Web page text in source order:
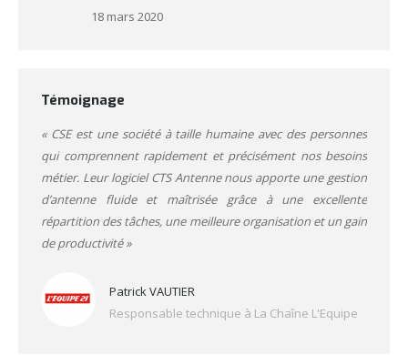
18 mars 2020
Témoignage
« CSE est une société à taille humaine avec des personnes
qui comprennent rapidement et précisément nos besoins
métier. Leur logiciel CTS Antenne nous apporte une gestion
d’antenne fluide et maîtrisée grâce à une excellente
répartition des tâches, une meilleure organisation et un gain
de productivité »
Patrick VAUTIER
Responsable technique à La Chaîne L'Equipe